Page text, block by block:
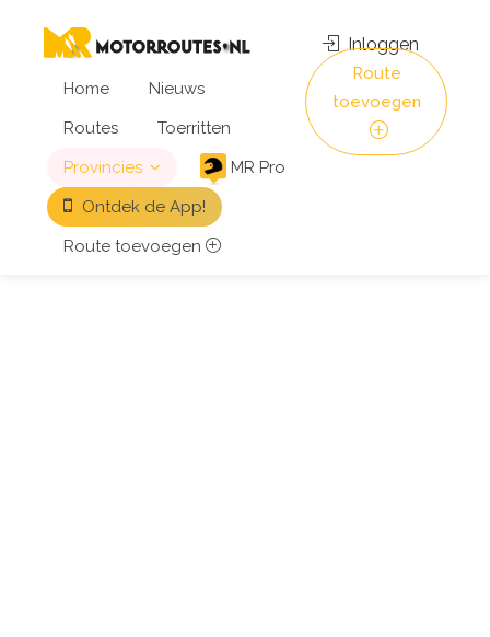
Home
Nieuws
Routes
Toerritten
Provincies
MR Pro
Ontdek de App!
Route toevoegen
Inloggen
Route
toevoegen